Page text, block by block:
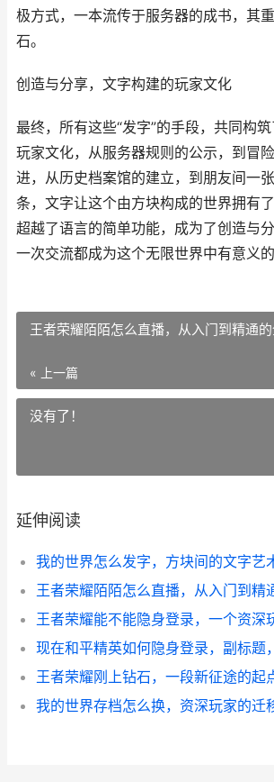
极方式，一本流传于服务器的成书，其
石。
创造与分享，文字构建的玩家文化
最终，所有这些“发字”的手段，共同构
玩家文化，从服务器规则的公示，到冒
进，从历史档案馆的建立，到朋友间一
条，文字让这个由方块构成的世界拥有
超越了语言的简单功能，成为了创造与
一次交流都成为这个无限世界中有意义的
王者荣耀陌陌怎么直播，从入门到精通
« 上一篇
没有了！
延伸阅读
我的世界怎么发字，方块间的文字艺
我的世界存档怎么换，资深玩家的迁